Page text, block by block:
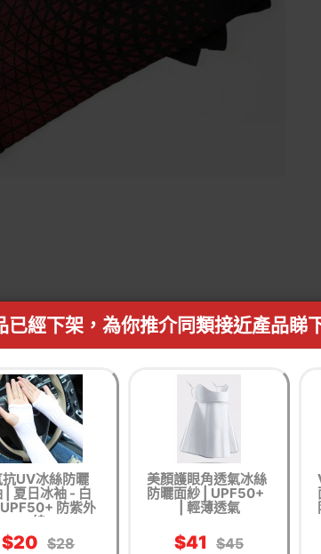
已經下架，為你推介同類接近產品睇
UV冰絲防曬
| 夏日冰袖 - 白
防紫外
線
$20 $28
美顏護眼角透氣冰絲
防曬面紗 | UPF50+
| 輕薄透氣
$41 $45